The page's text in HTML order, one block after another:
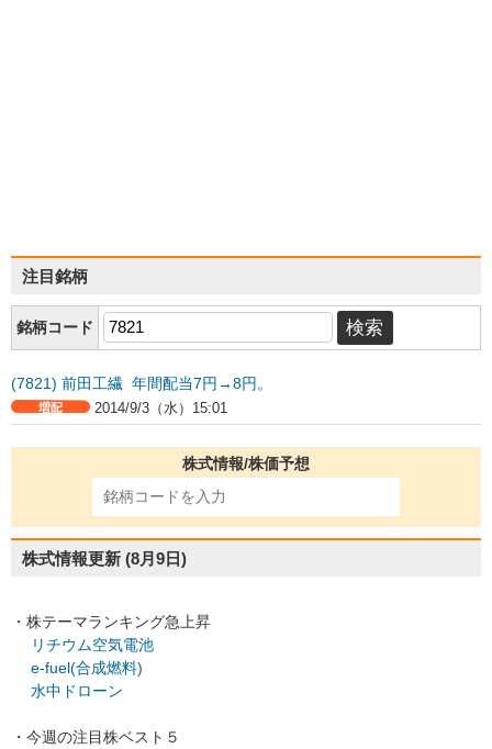
注目銘柄
銘柄コード
(7821) 前田工繊 年間配当7円→8円。
2014/9/3（水）15:01
株式情報/株価予想
株式情報更新 (8月9日)
・株テーマランキング急上昇
リチウム空気電池
e-fuel(合成燃料)
水中ドローン
・今週の注目株ベスト５